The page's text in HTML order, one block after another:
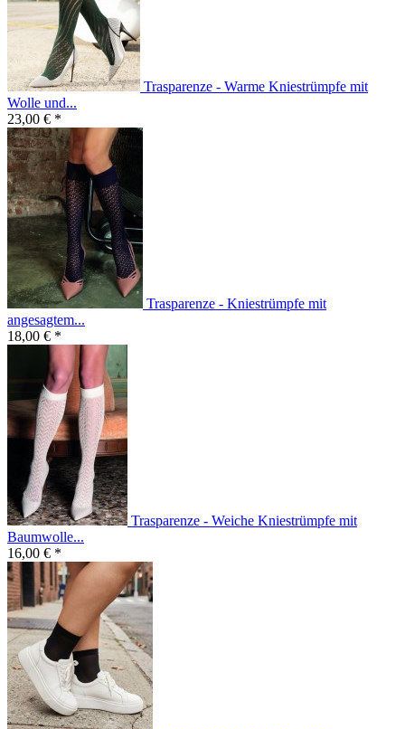
Trasparenze - Warme Kniestrümpfe mit
Wolle und...
23,00 € *
Trasparenze - Kniestrümpfe mit
angesagtem...
18,00 € *
Trasparenze - Weiche Kniestrümpfe mit
Baumwolle...
16,00 € *